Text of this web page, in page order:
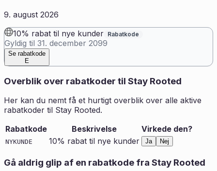
9. august 2026
10% rabat til nye kunder Rabatkode
Gyldig til 31. december 2099
Se rabatkode
E
Overblik over rabatkoder til Stay Rooted
Her kan du nemt få et hurtigt overblik over alle aktive
rabatkoder til Stay Rooted.
Rabatkode
Beskrivelse Virkede den?
NYKUNDE 10% rabat til nye kunder Ja Nej
Gå aldrig glip af en rabatkode fra Stay Rooted